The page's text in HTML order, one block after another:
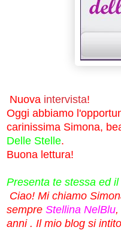
Nuova intervista!
Oggi abbiamo
carinissima Simona,
Delle Stelle.
Buona lettura!
Presenta te stessa ed
Ciao! Mi chiamo
sempre Stellina NelBlu
anni . Il mio blog si